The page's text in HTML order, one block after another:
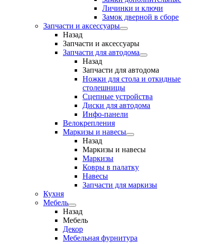
Личинки и ключи
Замок дверной в сборе
Запчасти и аксессуары
Назад
Запчасти и аксессуары
Запчасти для автодома
Назад
Запчасти для автодома
Ножки для стола и откидные
столешницы
Сцепные устройства
Диски для автодома
Инфо-панели
Велокрепления
Маркизы и навесы
Назад
Маркизы и навесы
Маркизы
Ковры в палатку
Навесы
Запчасти для маркизы
Кухня
Мебель
Назад
Мебель
Декор
Мебельная фурнитура